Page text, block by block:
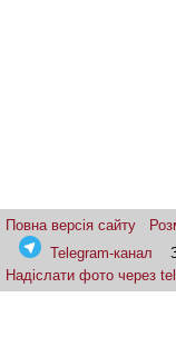
Повна версія сайту
Telegram-канал
Надіслати фото через